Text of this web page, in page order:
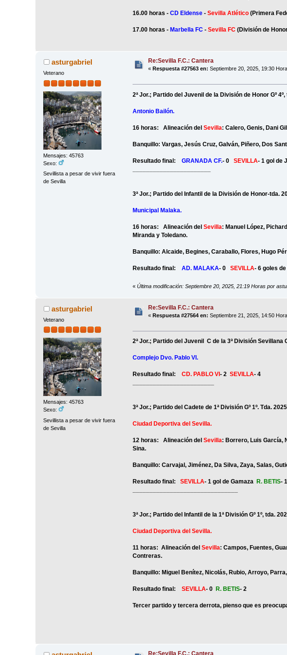
16.00 horas - CD Eldense - Sevilla Atlético(Primera
17.00 horas - Marbella FC - Sevilla FC(División de
asturgabriel
Veterano
Mensajes: 45763
Sexo:
Sevillista a pesar de vivir fuera
de Sevilla
Re:Sevilla F.C.: Cantera
« Respuesta #27563 en: Septiembre 20, 2025, 19:30
2ª Jor.; Partido del Juvenil de la División de Honor Gº
Antonio Bailón.
16 horas: Alineación del Sevilla: Calero, Genis, Dani
Banquillo: Vargas, Jesús Cruz, Galván, Piñero, Dos
Resultado final: GRANADA CF.- 0 SEVILLA- 1 gol de
3ª Jor.; Partido del Infantil de la División de Honor-tda.
Municipal Malaka.
16 horas: Alineación del Sevilla: Manuel López,
Miranda y Toledano.
Banquillo: Alcaide, Begines, Caraballo, Flores, Hugo
Resultado final: AD. MALAKA- 0 SEVILLA- 6 goles
« Última modificación: Septiembre 20, 2025, 21:19 Horas por
asturgabriel
Veterano
Mensajes: 45763
Sexo:
Sevillista a pesar de vivir fuera
de Sevilla
Re:Sevilla F.C.: Cantera
«Respuesta #27564 en: Septiembre 21, 2025, 14:50
2ª Jor.; Partido del Juvenil C de la 3ª División Sevillana
Complejo Dvo. Pablo VI.
Resultado final: CD. PABLO VI - 2 SEVILLA- 4
3ª Jor.; Partido del Cadete de 1ª División Gº 1º. Tda.
Ciudad Deportiva del Sevilla.
12 horas: Alineación del Sevilla: Borrero, Luis García,
Sina.
Banquillo: Carvajal, Jiménez, Da Silva, Zaya, Salas,
Resultado final: SEVILLA- 1 gol de Gamaza R. BETIS- 1
3ª Jor.; Partido del Infantil de la 1ª División Gº 1º, tda.
Ciudad Deportiva del Sevilla.
11 horas: Alineación del Sevilla: Campos, Fuentes,
Contreras.
Banquillo: Miguel Benítez, Nicolás, Rubio, Arroyo,
Resultado final: SEVILLA- 0 R. BETIS- 2
Tercer partido y tercera derrota, pienso que es
Re:Sevilla F.C.: Cantera